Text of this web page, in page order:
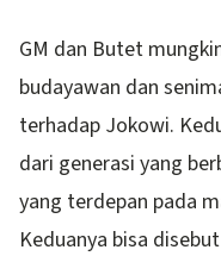
GM dan Butet
budayawan dan
terhadap Jokowi.
dari generasi yang
yang terdepan pada
Keduanya bisa